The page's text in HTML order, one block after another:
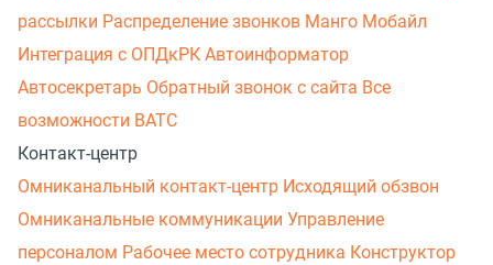
рассылки Распределение звонков Манго Мобайл
Интеграция с ОПДкРК Автоинформатор
Автосекретарь Обратный звонок с сайта Все
возможности ВАТС
Контакт-центр
Омниканальный контакт-центр Исходящий обзвон
Омниканальные коммуникации Управление
персоналом Рабочее место сотрудника Конструктор